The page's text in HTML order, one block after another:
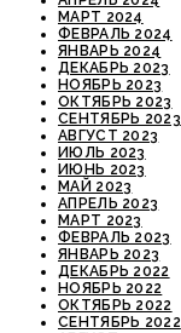
МАРТ 2024
ФЕВРАЛЬ 2024
ЯНВАРЬ 2024
ДЕКАБРЬ 2023
НОЯБРЬ 2023
ОКТЯБРЬ 2023
СЕНТЯБРЬ 2023
АВГУСТ 2023
ИЮЛЬ 2023
ИЮНЬ 2023
МАЙ 2023
АПРЕЛЬ 2023
МАРТ 2023
ФЕВРАЛЬ 2023
ЯНВАРЬ 2023
ДЕКАБРЬ 2022
НОЯБРЬ 2022
ОКТЯБРЬ 2022
СЕНТЯБРЬ 2022